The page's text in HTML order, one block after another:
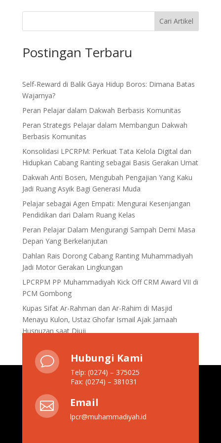
Cari Artikel
Postingan Terbaru
Self-Reward di Balik Gaya Hidup Boros: Dimana Batas
Wajarnya?
Peran Pelajar dalam Dakwah Berbasis Komunitas
Peran Strategis Pelajar dalam Membangun Dakwah
Berbasis Komunitas
Konsolidasi LPCRPM: Perkuat Tata Kelola Digital dan
Hidupkan Cabang Ranting sebagai Basis Gerakan Umat
Dakwah Anti Bosen, Mengubah Pengajian Yang Kaku
Jadi Ruang Asyik Bagi Generasi Muda
Pelajar sebagai Agen Empati: Mengurai Kesenjangan
Pendidikan dari Dalam Ruang Kelas
Peran Pelajar Dalam Mengurangi Sampah Demi Masa
Depan Yang Berkelanjutan
Dahlan Rais Dorong Cabang Ranting Muhammadiyah
Jadi Motor Gerakan Lingkungan
LPCRPM PP Muhammadiyah Kick Off CRM Award VII di
PCM Gombong
Kupas Sifat Ar-Rahman dan Ar-Rahim di Masjid
Menayu Kulon, Ustaz Ghofar Ismail Ajak Jamaah
Husnuzan saat Diuji
v Hubungi Kami
Telp: (0274) – 375025
Fax: (0274) – 381031
 Email
lpcr@muhammadiyah.id